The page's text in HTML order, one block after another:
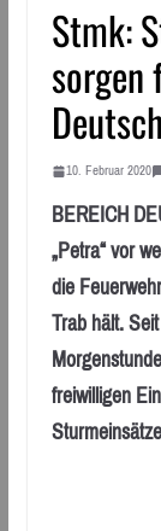
Stmk:
sorgen
10. Februar 2020
BEREICH
„Petra“ vor
die
Trab hält.
freiwilligen